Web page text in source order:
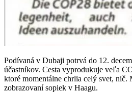
Podívaná v Dubaji potrvá do 12.
účastníkov. Cesta vyprodukuje veľa
ktoré momentálne chrlia celý svet, nič.
zobrazovaní sopiek v Haagu.